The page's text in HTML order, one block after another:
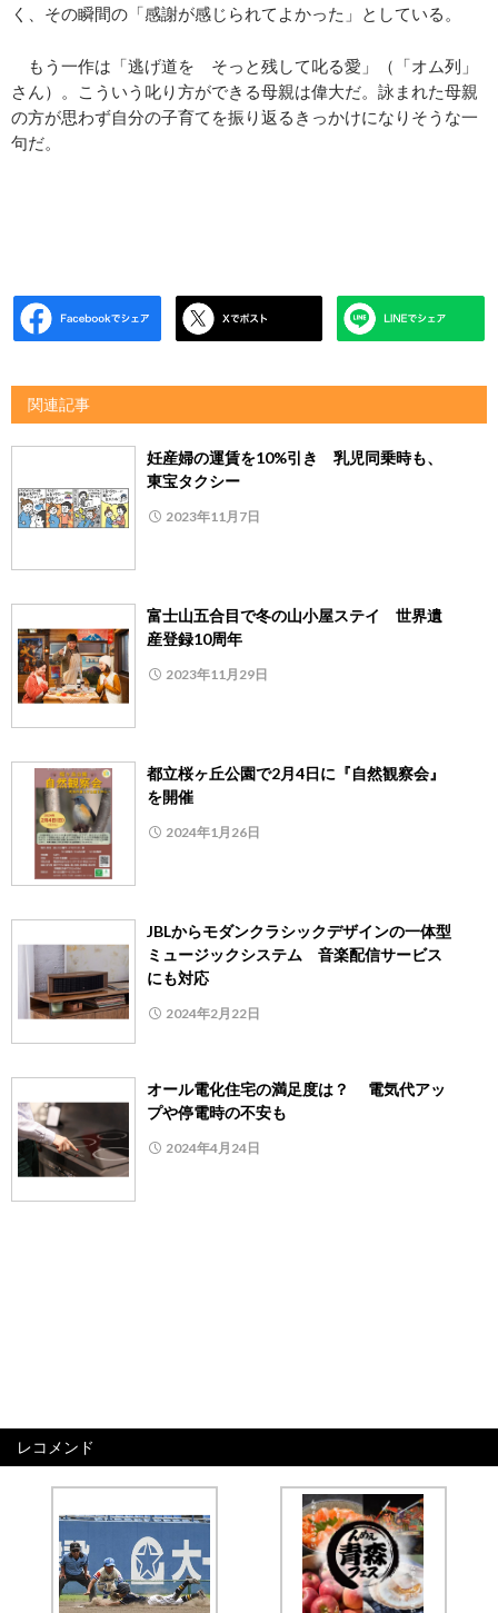
く、その瞬間の「感謝が感じられてよかった」としている。
もう一作は「逃げ道を そっと残して叱る愛」（「オム列」
さん）。こういう叱り方ができる母親は偉大だ。詠まれた母親
の方が思わず自分の子育てを振り返るきっかけになりそうな一
句だ。
関連記事
妊産婦の運賃を10%引き 乳児同乗時も、
東宝タクシー
2023年11月7日
富士山五合目で冬の山小屋ステイ 世界遺
産登録10周年
2023年11月29日
都立桜ヶ丘公園で2月4日に『自然観察会』
を開催
2024年1月26日
JBLからモダンクラシックデザインの一体型
ミュージックシステム 音楽配信サービス
にも対応
2024年2月22日
オール電化住宅の満足度は？ 電気代アッ
プや停電時の不安も
2024年4月24日
レコメンド